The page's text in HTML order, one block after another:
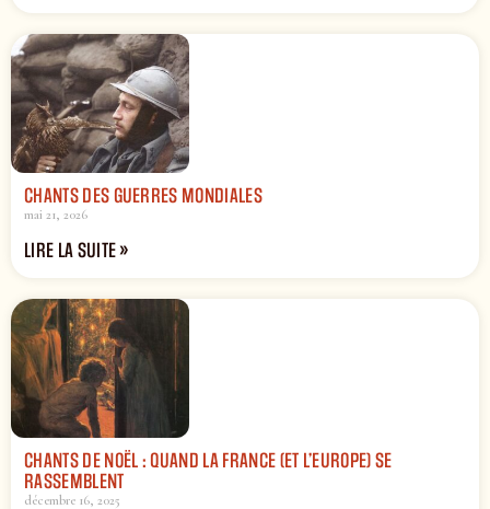
CHANTS DES GUERRES MONDIALES
mai 21, 2026
LIRE LA SUITE »
CHANTS DE NOËL : QUAND LA FRANCE (ET L’EUROPE) SE
RASSEMBLENT
décembre 16, 2025